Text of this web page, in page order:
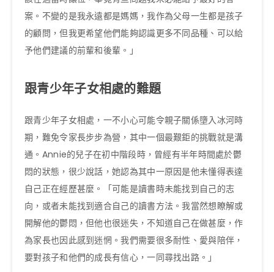
案。不變的是我永遠都是媽媽，我作為父母一生都是孩子
的顧問，但我更希望他們能夠認識更多不同品種、可以給
予他們建議的前輩和後輩。」
跟青少年子女相處的難題
跟青少年子女相處，一不小心可能令親子關係墮入冰河時
期，難免令家長步步為營，其中一個最艱鉅的挑戰就是溝
通。Annie的兒子在初中階段時，曾經有半年時間處於鬱
悶的狀態，很少說話，她認為其中一原因是他未懂得表達
自己正在經歷甚麼。「可能是讀書時未能找到自己的志
向，或者未能找到適合自己的讀書方法。我當然想瞭解或
開解他的鬱悶，但他也很迷失，不知道自己在做甚麼，作
為家長也因此感到迷惘。我們需要很多耐性、愛與陪伴，
要對孩子和他們的成長有信心，一同尋找出路。」